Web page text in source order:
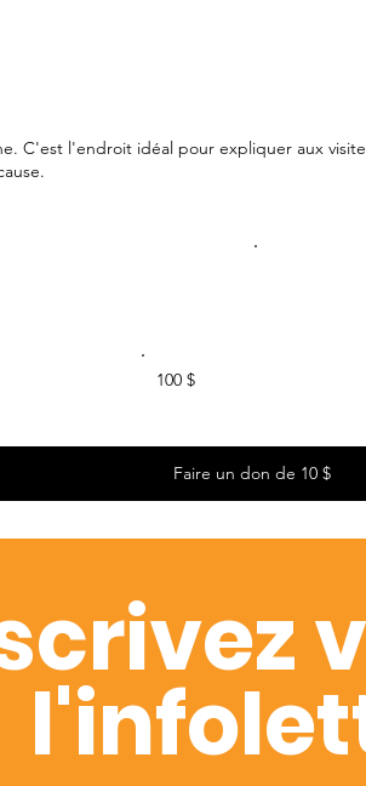
C'est l'endroit idéal pour expliquer aux
100 $
Faire un don de 10 $